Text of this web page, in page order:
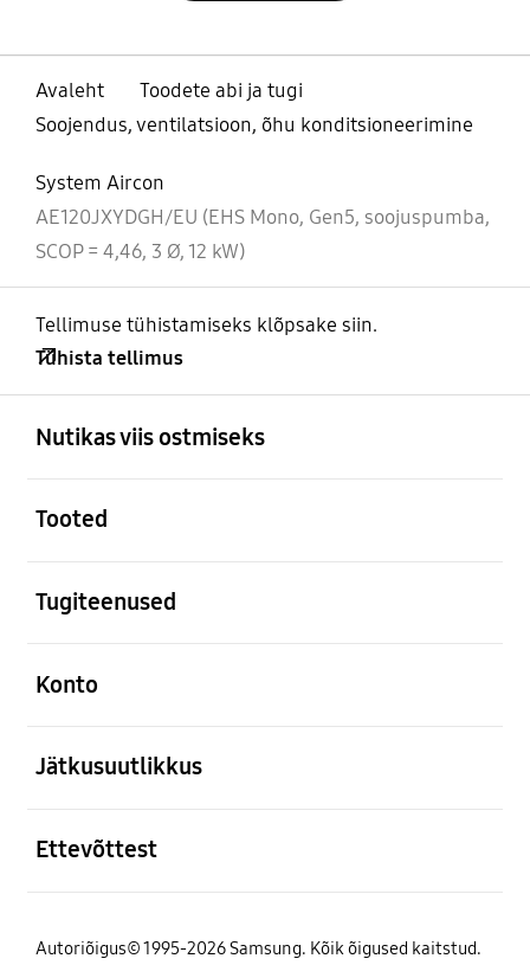
Avaleht
Toodete abi ja tugi
Soojendus, ventilatsioon, õhu konditsioneerimine
System Aircon
AE120JXYDGH/EU (EHS Mono, Gen5, soojuspumba,
SCOP = 4,46, 3 Ø, 12 kW)
Tellimuse tühistamiseks klõpsake siin.
Tühista tellimus
Nutikas viis ostmiseks
Tooted
Tugiteenused
Konto
Jätkusuutlikkus
Ettevõttest
Autoriõigus© 1995-2026 Samsung. Kõik õigused kaitstud.